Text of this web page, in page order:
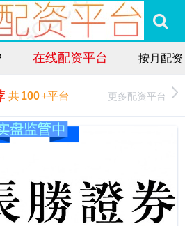
在线配资平台 按月配资
共100+平台 更多配资平台